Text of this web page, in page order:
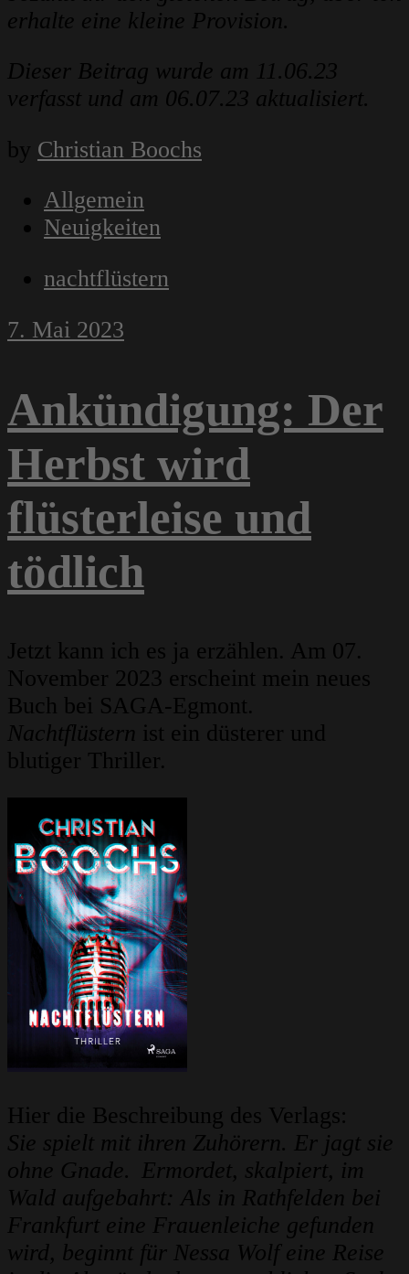
erhalte eine kleine Provision.
Dieser Beitrag wurde am 11.06.23
verfasst und am 06.07.23 aktualisiert.
by Christian Boochs
Allgemein
Neuigkeiten
nachtflüstern
7. Mai 2023
Ankündigung: Der
Herbst wird
flüsterleise und
tödlich
Jetzt kann ich es ja erzählen. Am 07.
November 2023 erscheint mein neues
Buch bei SAGA-Egmont.
Nachtflüstern ist ein düsterer und
blutiger Thriller.
Hier die Beschreibung des Verlags:
Sie spielt mit ihren Zuhörern. Er jagt sie
ohne Gnade. Ermordet, skalpiert, im
Wald aufgebahrt: Als in Rathfelden bei
Frankfurt eine Frauenleiche gefunden
wird, beginnt für Nessa Wolf eine Reise